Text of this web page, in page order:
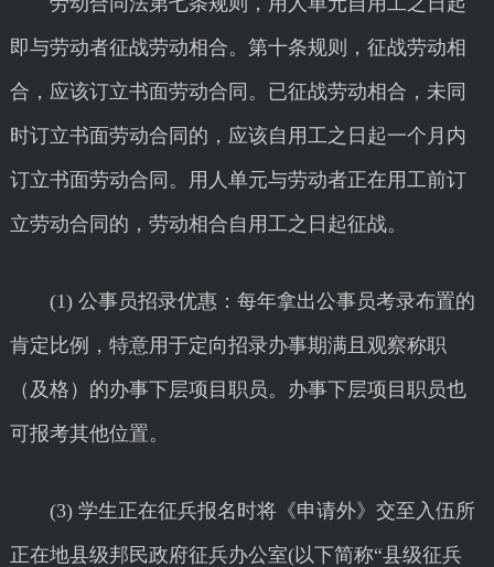
即与劳动者征战劳动相合。第十条规则，征战劳动相
合，应该订立书面劳动合同。已征战劳动相合，未同
时订立书面劳动合同的，应该自用工之日起一个月内
订立书面劳动合同。用人单元与劳动者正在用工前订
立劳动合同的，劳动相合自用工之日起征战。
(1) 公事员招录优惠：每年拿出公事员考录布置的
肯定比例，特意用于定向招录办事期满且观察称职
（及格）的办事下层项目职员。办事下层项目职员也
可报考其他位置。
(3) 学生正在征兵报名时将《申请外》交至入伍所
正在地县级邦民政府征兵办公室(以下简称“县级征兵